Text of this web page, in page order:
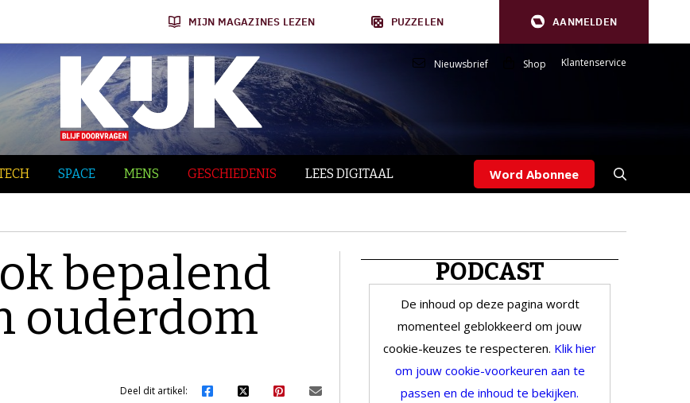
MIJN MAGAZINES LEZEN PUZZELEN AANMELDEN
Nieuwsbrief Shop Klantenservice
SPACE MENS GESCHIEDENIS LEES DIGITAAL Word Abonnee
bepalend
ouderdom
Deel dit artikel:
PODCAST
De inhoud op deze pagina wordt
momenteel geblokkeerd om jouw
cookie-keuzes te respecteren. Klik hier
om jouw cookie-voorkeuren aan te
passen en de inhoud te bekijken.